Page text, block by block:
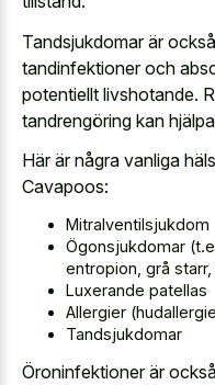
Tandsjukdomar är
tandinfektioner och
potentiellt livshotande.
tandrengöring kan
Här är några vanliga
Cavapoos:
Mitralventilsjukdom
Ögonsjukdomar
entropion, grå
Luxerande patellas
Allergier
Tandsjukdomar
Öroninfektioner är